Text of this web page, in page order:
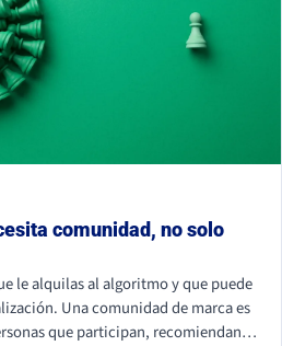
comunidad, no solo
le alquilas al algoritmo y que puede
Una comunidad de marca es
que participan, recomiendan y